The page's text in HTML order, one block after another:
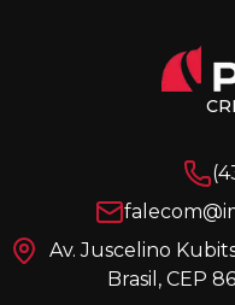
Av. Juscelino
Brasil, CEP